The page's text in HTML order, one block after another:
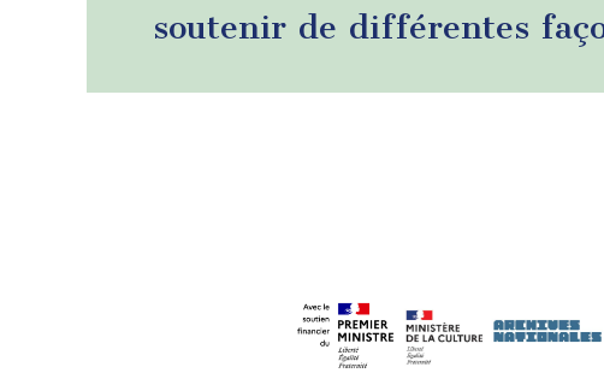
soutenir de différentes